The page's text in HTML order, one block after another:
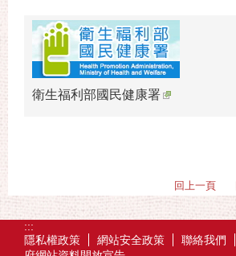
衛生福利部國民健康署
回上一頁
:::
隱私權政策
網站安全政策 聯絡我們